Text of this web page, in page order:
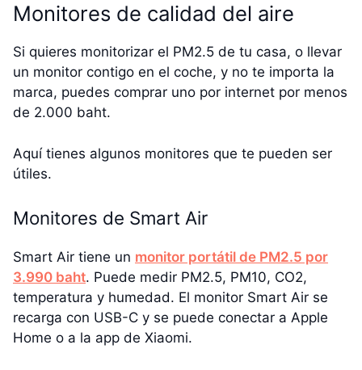
Monitores de calidad del aire
Si quieres monitorizar el PM2.5 de tu casa, o llevar
un monitor contigo en el coche, y no te importa la
marca, puedes comprar uno por internet por menos
de 2.000 baht.
Aquí tienes algunos monitores que te pueden ser
útiles.
Monitores de Smart Air
Smart Air tiene un monitor portátil de PM2.5 por
3.990 baht. Puede medir PM2.5, PM10, CO2,
temperatura y humedad. El monitor Smart Air se
recarga con USB-C y se puede conectar a Apple
Home o a la app de Xiaomi.